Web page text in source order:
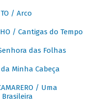
/ Arco
/ Cantigas do Tempo
das Folhas
da Minha Cabeça
/ Uma